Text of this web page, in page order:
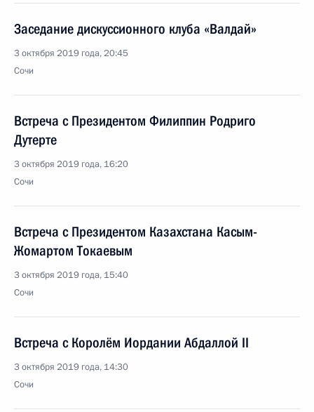
Заседание дискуссионного клуба «Валдай»
3 октября 2019 года, 20:45
Сочи
Встреча с Президентом Филиппин Родриго
Дутерте
3 октября 2019 года, 16:20
Сочи
Встреча с Президентом Казахстана Касым-
Жомартом Токаевым
3 октября 2019 года, 15:40
Сочи
Встреча с Королём Иордании Абдаллой II
3 октября 2019 года, 14:30
Сочи